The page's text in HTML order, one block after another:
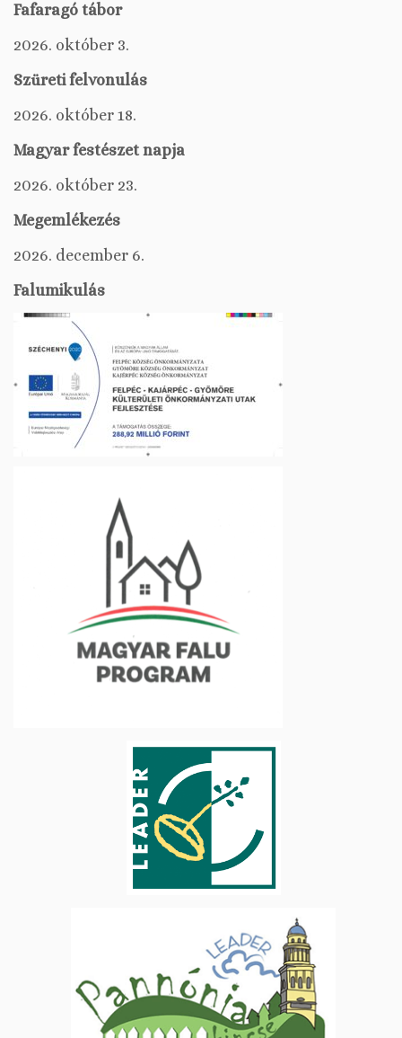
Fafaragó tábor
2026. október 3.
Szüreti felvonulás
2026. október 18.
Magyar festészet napja
2026. október 23.
Megemlékezés
2026. december 6.
Falumikulás